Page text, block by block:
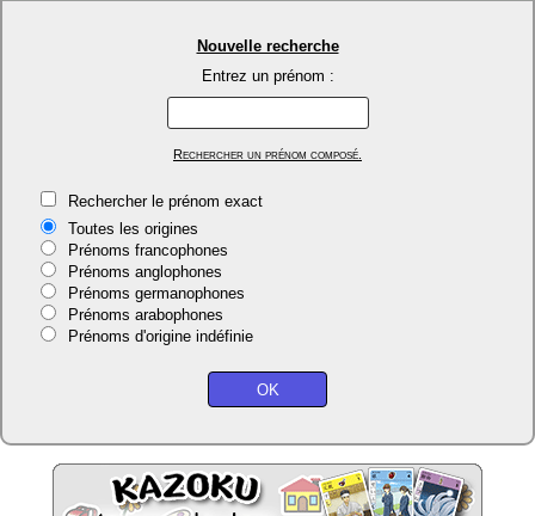
Nouvelle recherche
Entrez un prénom :
Rechercher un prénom composé.
Rechercher le prénom exact
Toutes les origines
Prénoms francophones
Prénoms anglophones
Prénoms germanophones
Prénoms arabophones
Prénoms d'origine indéfinie